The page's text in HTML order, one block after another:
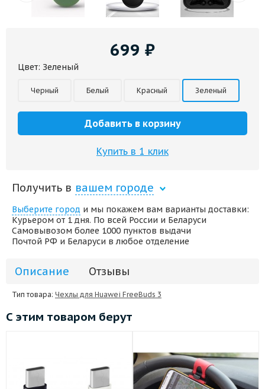
699 ₽
Цвет: Зеленый
Черный Белый Красный Зеленый
Добавить в корзину
Купить в 1 клик
Получить в вашем городе
Выберите город и мы покажем вам варианты доставки:
Курьером от 1 дня. По всей России и Беларуси
Самовывозом более 1000 пунктов выдачи
Почтой РФ и Беларуси в любое отделение
Описание Отзывы
Тип товара: Чехлы для Huawei FreeBuds 3
С этим товаром берут